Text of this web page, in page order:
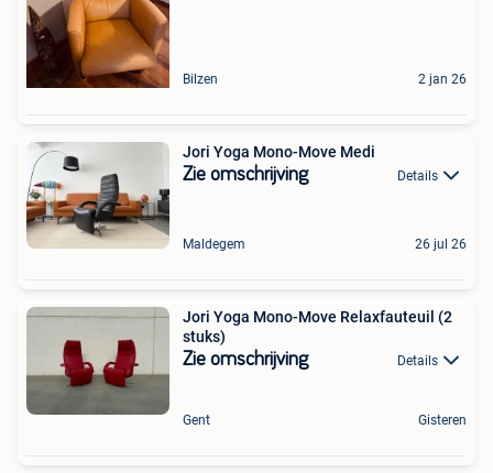
Bilzen 2 jan 26
Jori Yoga Mono-Move Medi
Zie omschrijving Details
Maldegem 26 jul 26
Jori Yoga Mono-Move Relaxfauteuil (2
stuks)
Zie omschrijving Details
Gent Gisteren